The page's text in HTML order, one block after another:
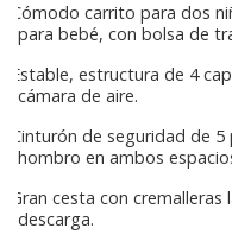
Cómodo carrito para dos
para bebé, con bolsa de
Estable, estructura de 4
cámara de aire.
Cinturón de seguridad de
hombro en ambos
Gran cesta con
descarga.